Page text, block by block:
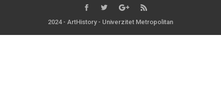
2024 - ArtHistory - Univerzitet Metropolitan